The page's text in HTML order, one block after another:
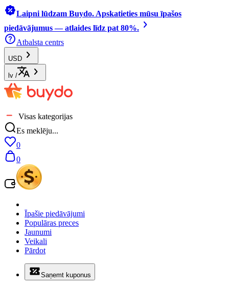
Laipni lūdzam Buydo. Apskatieties mūsu īpašos
piedāvājumus — atlaides līdz pat 80%.
Atbalsta centrs
USD
lv /
Visas kategorijas
Es meklēju...
0
0
Īpašie piedāvājumi
Populāras preces
Jaunumi
Veikali
Pārdot
Saņemt kuponus